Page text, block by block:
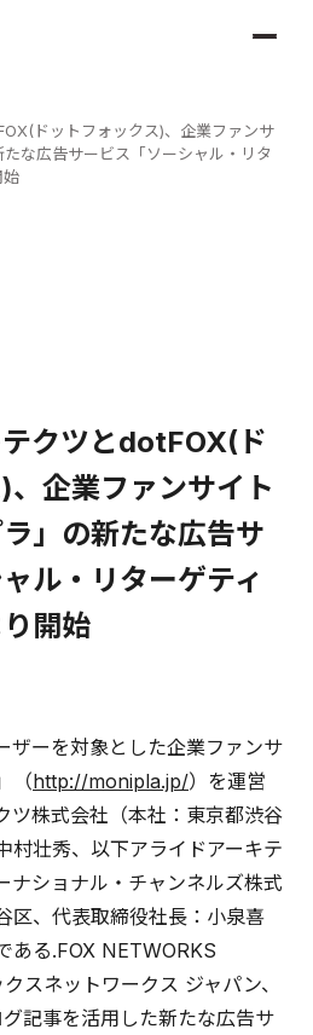
ドットフォックス)、企業ファンサ
な広告サービス「ソーシャル・リタ
始
クツとdotFOX(ド
、企業ファンサイト
」の新たな広告サ
ル・リターゲティ
開始
ザーを対象とした企業ファンサ
（http://monipla.jp/）を運営
ツ株式会社（本社：東京都渋谷
村壮秀、以下アライドアーキテ
ナショナル・チャンネルズ株式
区、代表取締役社長：小泉喜
ある.FOX NETWORKS
スネットワークス ジャパン、
記事を活用した新たな広告サ